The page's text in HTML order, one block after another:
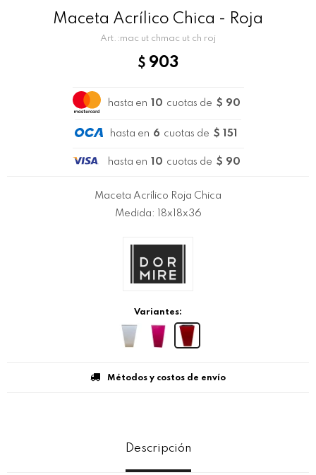
Maceta Acrílico Chica - Roja
mac ut chmac ut ch roj
$ 903
hasta en 10 cuotas de $ 90
hasta en 6 cuotas de $ 151
hasta en 10 cuotas de $ 90
Maceta Acrílico Roja Chica
Medida: 18x18x36
Variantes:
Métodos y costos de envío
Descripción